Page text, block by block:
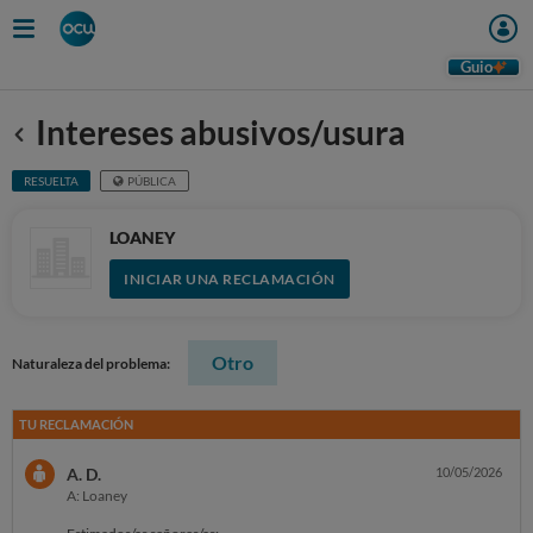
Guio
Anterior
Intereses abusivos/usura
RESUELTA PÚBLICA
LOANEY
INICIAR UNA RECLAMACIÓN
Naturaleza del problema: Otro
TU RECLAMACIÓN
A. D.
A: Loaney
10/05/2026